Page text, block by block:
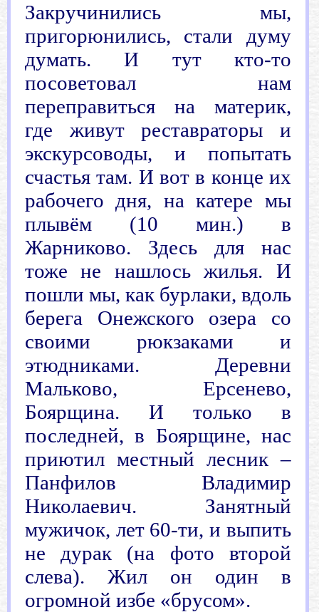
Закручинились мы,
пригорюнились, стали думу
думать. И тут кто-то
посоветовал нам
переправиться на материк,
где живут реставраторы и
экскурсоводы, и попытать
счастья там. И вот в конце их
рабочего дня, на катере мы
плывём (10 мин.) в
Жарниково. Здесь для нас
тоже не нашлось жилья. И
пошли мы, как бурлаки, вдоль
берега Онежского озера со
своими рюкзаками и
этюдниками. Деревни
Мальково, Ерсенево,
Боярщина. И только в
последней, в Боярщине, нас
приютил местный лесник –
Панфилов Владимир
Николаевич. Занятный
мужичок, лет 60-ти, и выпить
не дурак (на фото второй
слева). Жил он один в
огромной избе «брусом».